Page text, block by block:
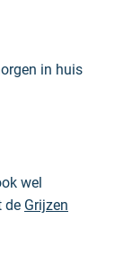
in huis
wel
de Grijzen